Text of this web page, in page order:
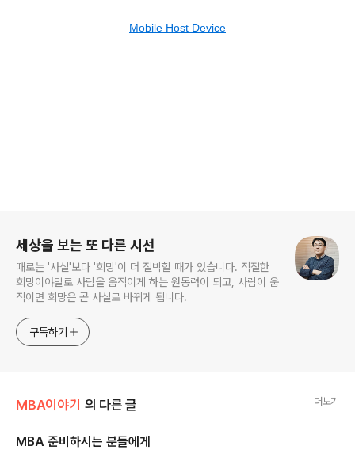
Mobile Host Device
세상을 보는 또 다른 시선
때로는 '사실'보다 '희망'이 더 절박할 때가 있습니다. 적절한
희망이야말로 사람을 움직이게 하는 원동력이 되고, 사람이 움
직이면 희망은 곧 사실로 바뀌게 됩니다.
구독하기
MBA이야기 의 다른 글 더보기
MBA 준비하시는 분들에게